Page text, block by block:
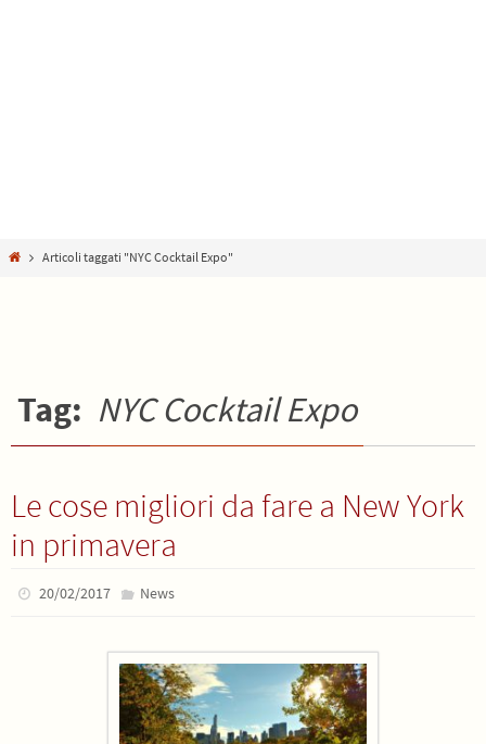
HomeArticoli taggati "NYC Cocktail Expo"
Tag: NYC Cocktail Expo
Le cose migliori da fare a New York
in primavera
20/02/2017 News